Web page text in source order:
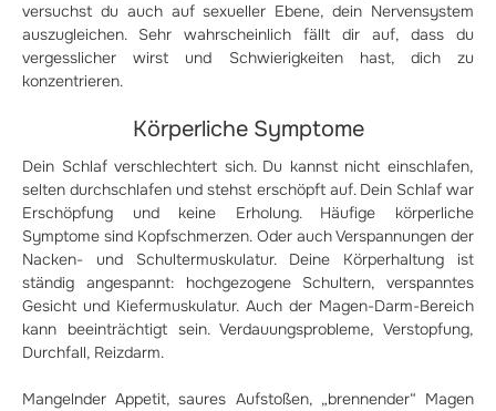
versuchst du auch auf sexueller Ebene, dein Nervensystem
auszugleichen. Sehr wahrscheinlich fällt dir auf, dass du
vergesslicher wirst und Schwierigkeiten hast, dich zu
konzentrieren.
Körperliche Symptome
Dein Schlaf verschlechtert sich. Du kannst nicht einschlafen,
selten durchschlafen und stehst erschöpft auf. Dein Schlaf war
Erschöpfung und keine Erholung. Häufige körperliche
Symptome sind Kopfschmerzen. Oder auch Verspannungen der
Nacken- und Schultermuskulatur. Deine Körperhaltung ist
ständig angespannt: hochgezogene Schultern, verspanntes
Gesicht und Kiefermuskulatur. Auch der Magen-Darm-Bereich
kann beeinträchtigt sein. Verdauungsprobleme, Verstopfung,
Durchfall, Reizdarm.
Mangelnder Appetit, saures Aufstoßen, „brennender“ Magen